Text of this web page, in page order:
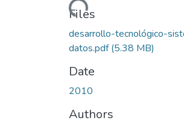
Files
desarrollo-tecnológico-
datos.pdf(5.38 MB)
Date
2010
Authors